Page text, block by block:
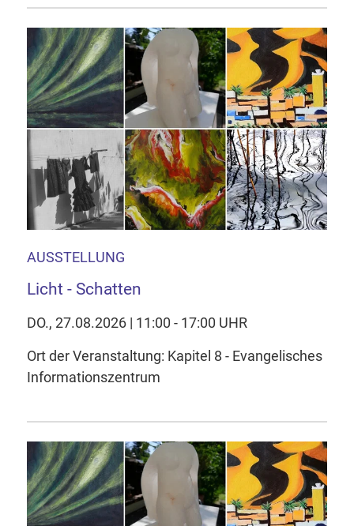
AUSSTELLUNG
Licht - Schatten
DO., 27.08.2026 | 11:00 - 17:00 UHR
Ort der Veranstaltung: Kapitel 8 - Evangelisches
Informationszentrum